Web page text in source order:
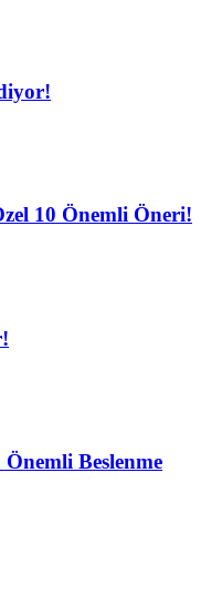
10 Önemli Öneri!
Beslenme